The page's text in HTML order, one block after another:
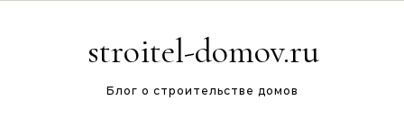
stroitel-domov.ru
Блог о строительстве домов